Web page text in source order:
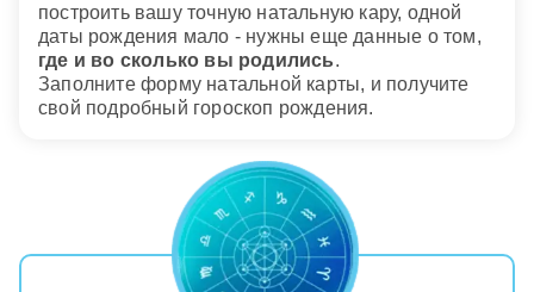
построить вашу точную натальную кару, одной
даты рождения мало - нужны еще данные о том,
где и во сколько вы родились.
Заполните форму натальной карты, и получите
свой подробный гороскоп рождения.